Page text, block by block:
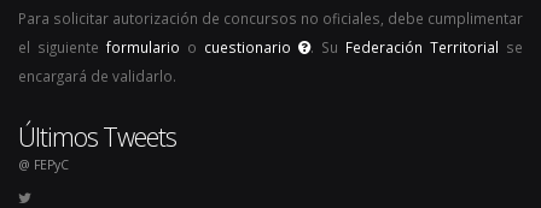
Para solicitar autorización de concursos no oficiales, debe cumplimentar
el siguiente formulario o cuestionario . Su Federación Territorial se
encargará de validarlo.
Últimos Tweets
@ FEPyC